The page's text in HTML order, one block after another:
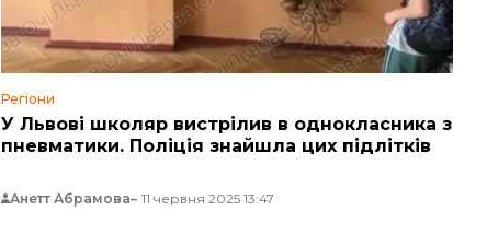
Регіони
У Львові школяр вистрілив в однокласника з
пневматики. Поліція знайшла цих підлітків
Анетт Абрамова 11 червня 2025 13:47